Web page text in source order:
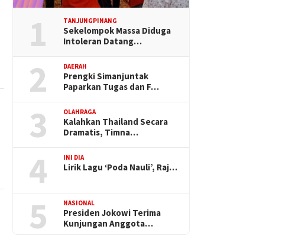
1 TANJUNGPINANG
Sekelompok Massa Diduga
Intoleran Datang…
2 DAERAH
Prengki Simanjuntak
Paparkan Tugas dan F…
3 OLAHRAGA
Kalahkan Thailand Secara
Dramatis, Timna…
4 INI DIA
Lirik Lagu ‘Poda Nauli’, Raj…
5 NASIONAL
Presiden Jokowi Terima
Kunjungan Anggota…